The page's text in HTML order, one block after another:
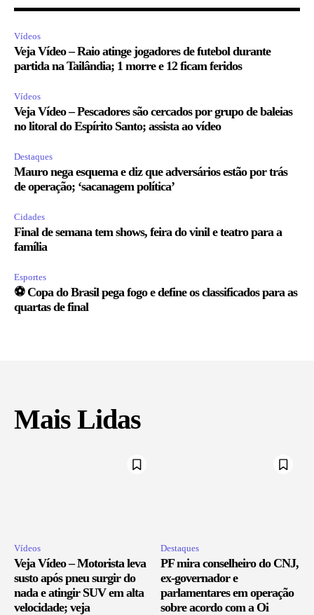
Vídeos
Veja Vídeo – Raio atinge jogadores de futebol durante
partida na Tailândia; 1 morre e 12 ficam feridos
Vídeos
Veja Vídeo – Pescadores são cercados por grupo de baleias
no litoral do Espírito Santo; assista ao vídeo
Destaques
Mauro nega esquema e diz que adversários estão por trás
de operação; ‘sacanagem política’
Cidades
Final de semana tem shows, feira do vinil e teatro para a
família
Esportes
⚽ Copa do Brasil pega fogo e define os classificados para as
quartas de final
Mais Lidas
Vídeos
Veja Vídeo – Motorista leva
susto após pneu surgir do
nada e atingir SUV em alta
velocidade; veja
Destaques
PF mira conselheiro do CNJ,
ex-governador e
parlamentares em operação
sobre acordo com a Oi